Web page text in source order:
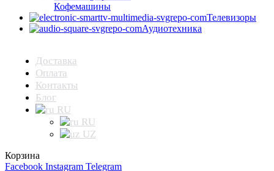
Кофемашины
Телевизоры
Аудиотехника
Доставка
Оплата
Контакты
Блог
RU
RU
UZ
Корзина
Facebook Instagram Telegram